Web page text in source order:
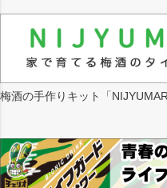
梅酒の手作りキット「